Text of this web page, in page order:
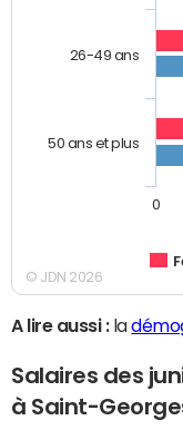
26-49 ans
50 ans et plus
0
© JDN 2026
A lire aussi :la
Salaires des
à Saint-